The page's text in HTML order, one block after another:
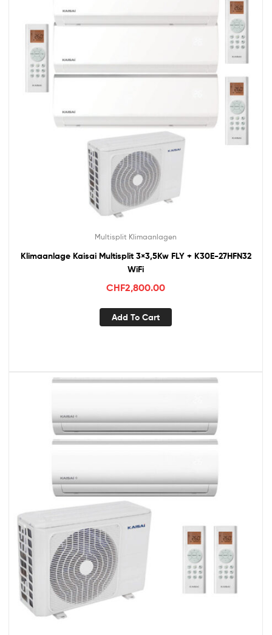
Multisplit Klimaanlagen
Klimaanlage Kaisai Multisplit 3×3,5Kw FLY + K30E-27HFN32
WiFi
CHF2,800.00
Add To Cart